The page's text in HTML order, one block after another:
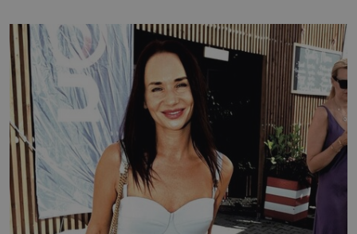
tisíc příslušnic svého včelstva, vznikne jeden z
nejdokonalejších organismů